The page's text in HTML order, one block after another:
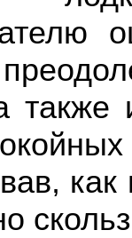
также